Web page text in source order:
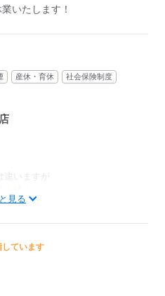
合があります。
初日1/4、
つきましては、
す。
ます！
いたします！
産休・育休
社会保険制度
いますが
せん！
女性
見る
しています